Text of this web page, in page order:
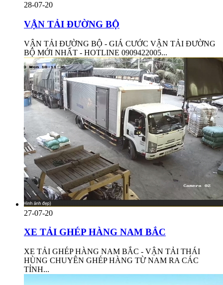
28-07-20
VẬN TẢI ĐƯỜNG BỘ
VẬN TẢI ĐƯỜNG BỘ - GIÁ CƯỚC VẬN TẢI ĐƯỜNG
BỘ MỚI NHẤT - HOTLINE 0909422005...
27-07-20
XE TẢI GHÉP HÀNG NAM BẮC
XE TẢI GHÉP HÀNG NAM BẮC - VẬN TẢI THÁI
HÙNG CHUYÊN GHÉP HÀNG TỪ NAM RA CÁC
TỈNH...